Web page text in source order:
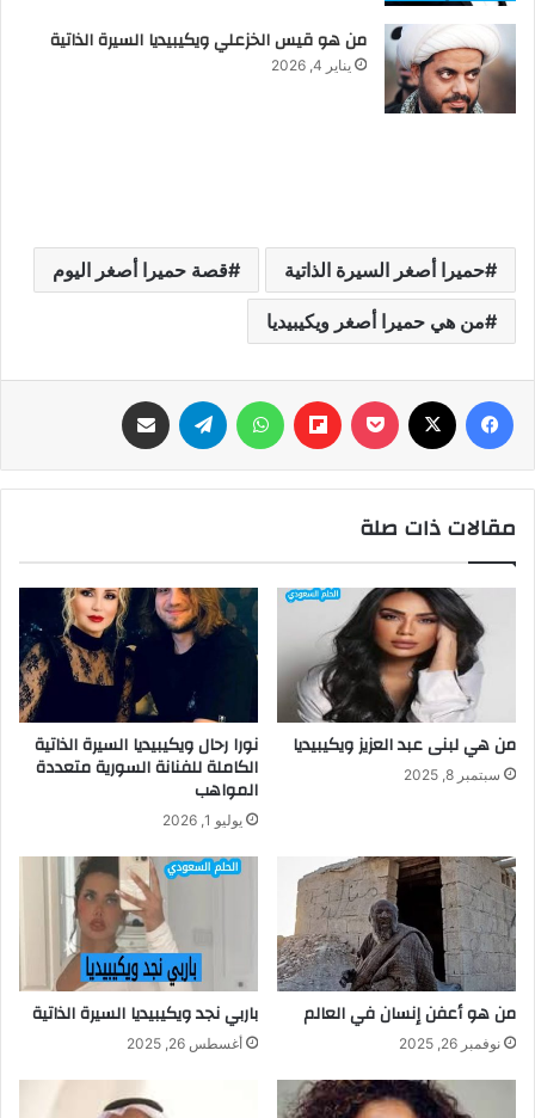
من هو قيس الخزعلي ويكيبيديا السيرة الذاتية
يناير 4, 2026
حميرا أصغر السيرة الذاتية قصة حميرا أصغر اليوم
من هي حميرا أصغر ويكيبيديا
فيسبوك ‫Pocket
Flipboard واتساب تيلقرام
مقالات ذات صلة
من هي لبنى عبد العزيز ويكيبيديا
سبتمبر 8, 2025
نورا رحال ويكيبيديا السيرة الذاتية
الكاملة للفنانة السورية متعددة
المواهب
يوليو 1, 2026
من هو أعفن إنسان في العالم
نوفمبر 26, 2025
باربي نجد ويكيبيديا السيرة الذاتية
أغسطس 26, 2025